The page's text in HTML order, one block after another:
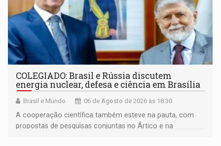
COLEGIADO: Brasil e Rússia discutem
energia nuclear, defesa e ciência em Brasília
Brasil e Mundo 06 de Agosto de 2026 às 18:30
A cooperação científica também esteve na pauta, com
propostas de pesquisas conjuntas no Ártico e na